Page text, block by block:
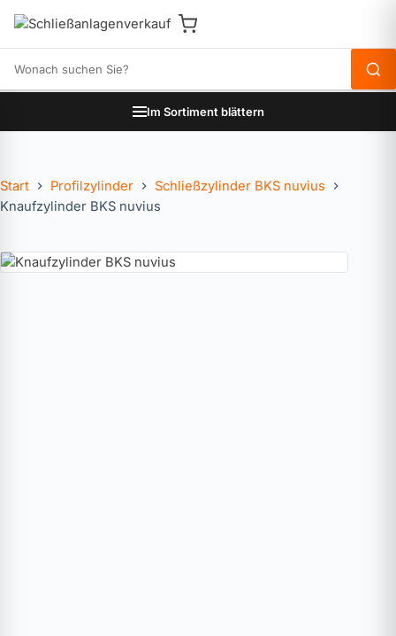
Im Sortiment blättern
Start Profilzylinder
Schließzylinder BKS nuvius
Knaufzylinder BKS nuvius